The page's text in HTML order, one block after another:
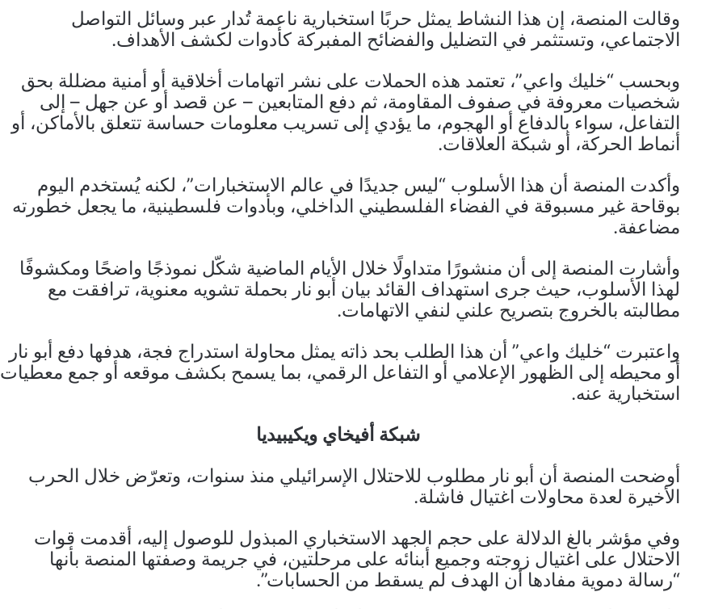
وقالت المنصة، إن هذا النشاط يمثل حربًا استخبارية ناعمة تُدار عبر وسائل التواصل
الاجتماعي، وتستثمر في التضليل والفضائح المفبركة كأدوات لكشف الأهداف.
وبحسب “خليك واعي”، تعتمد هذه الحملات على نشر اتهامات أخلاقية أو أمنية مضللة بحق
شخصيات معروفة في صفوف المقاومة، ثم دفع المتابعين – عن قصد أو عن جهل – إلى
التفاعل، سواء بالدفاع أو الهجوم، ما يؤدي إلى تسريب معلومات حساسة تتعلق بالأماكن، أو
أنماط الحركة، أو شبكة العلاقات.
وأكدت المنصة أن هذا الأسلوب “ليس جديدًا في عالم الاستخبارات”، لكنه يُستخدم اليوم
بوقاحة غير مسبوقة في الفضاء الفلسطيني الداخلي، وبأدوات فلسطينية، ما يجعل خطورته
مضاعفة.
وأشارت المنصة إلى أن منشورًا متداولًا خلال الأيام الماضية شكّل نموذجًا واضحًا ومكشوفًا
لهذا الأسلوب، حيث جرى استهداف القائد بيان أبو نار بحملة تشويه معنوية، ترافقت مع
مطالبته بالخروج بتصريح علني لنفي الاتهامات.
واعتبرت “خليك واعي” أن هذا الطلب بحد ذاته يمثل محاولة استدراج فجة، هدفها دفع أبو نار
أو محيطه إلى الظهور الإعلامي أو التفاعل الرقمي، بما يسمح بكشف موقعه أو جمع معطيات
استخبارية عنه.
شبكة أفيخاي ويكيبيديا
أوضحت المنصة أن أبو نار مطلوب للاحتلال الإسرائيلي منذ سنوات، وتعرّض خلال الحرب
الأخيرة لعدة محاولات اغتيال فاشلة.
وفي مؤشر بالغ الدلالة على حجم الجهد الاستخباري المبذول للوصول إليه، أقدمت قوات
الاحتلال على اغتيال زوجته وجميع أبنائه على مرحلتين، في جريمة وصفتها المنصة بأنها
“رسالة دموية مفادها أن الهدف لم يسقط من الحسابات”.